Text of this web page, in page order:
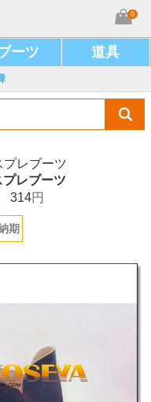
0
ーツ 道具
レブーツ
314円
期